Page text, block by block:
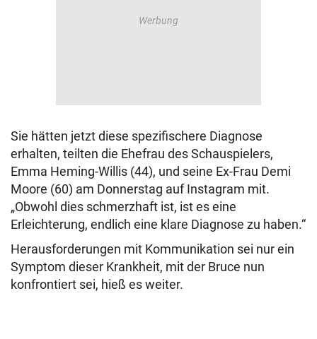
Sie hätten jetzt diese spezifischere Diagnose
erhalten, teilten die Ehefrau des Schauspielers,
Emma Heming-Willis (44), und seine Ex-Frau Demi
Moore (60) am Donnerstag auf Instagram mit.
„Obwohl dies schmerzhaft ist, ist es eine
Erleichterung, endlich eine klare Diagnose zu haben.“
Herausforderungen mit Kommunikation sei nur ein
Symptom dieser Krankheit, mit der Bruce nun
konfrontiert sei, hieß es weiter.